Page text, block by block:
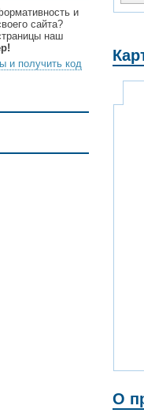
и
сайта?
наш
и получить код
О